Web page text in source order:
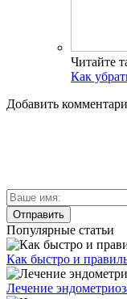
Читайте
Как
Добавить
Популярные статьи
Как быстро и
Лечение